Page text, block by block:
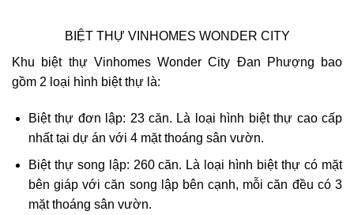
BIỆT THỰ VINHOMES WONDER CITY
Khu biệt thự Vinhomes Wonder City Đan Phượng bao
gồm 2 loại hình biệt thự là:
Biệt thự đơn lập: 23 căn. Là loại hình biệt thự cao cấp
nhất tại dự án với 4 mặt thoáng sân vườn.
Biệt thự song lập: 260 căn. Là loại hình biệt thự có mặt
bên giáp với căn song lập bên cạnh, mỗi căn đều có 3
mặt thoáng sân vườn.